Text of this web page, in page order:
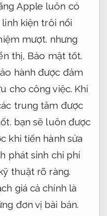
Apple luôn có
kiện trôi nổi
mượt. nhưng
thị, Bảo mật tốt.
hành được đảm
cho công việc. Khi
trung tâm được
bạn sẽ luôn được
khi tiến hành sửa
phát sinh chi phí
thuật rõ ràng.
giá cả chính là
đơn vị bài bản.